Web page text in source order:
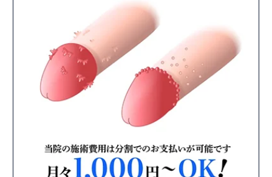
当院は負担の少ない費用プランもご用意
当院の亀頭・陰茎のブツブツ除去費用
ブツブツ除去のよくある質問に医師がお答えしま